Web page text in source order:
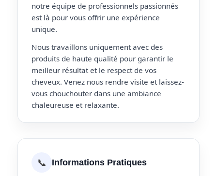
notre équipe de professionnels passionnés
est là pour vous offrir une expérience
unique.
Nous travaillons uniquement avec des
produits de haute qualité pour garantir le
meilleur résultat et le respect de vos
cheveux. Venez nous rendre visite et laissez-
vous chouchouter dans une ambiance
chaleureuse et relaxante.
📞 Informations Pratiques